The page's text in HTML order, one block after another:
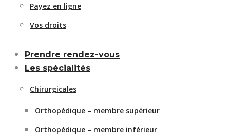
Payez en ligne
Vos droits
Prendre rendez-vous
Les spécialités
Chirurgicales
Orthopédique – membre supérieur
Orthopédique – membre inférieur